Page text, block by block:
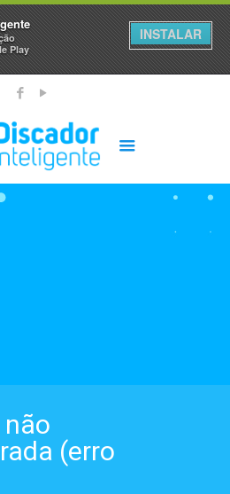
Play
INSTALAR
(erro